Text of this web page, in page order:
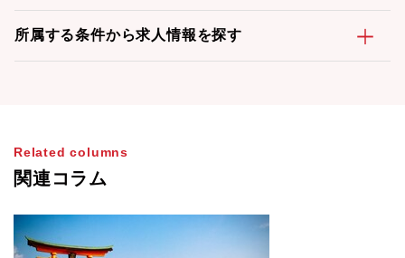
所属する条件から求人情報を探す
Related columns
関連コラム